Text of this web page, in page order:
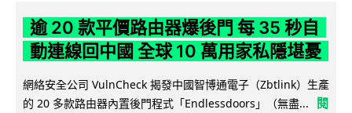
逾 20 款平價路由器爆後門 每 35 秒自
動連線回中國 全球 10 萬用家私隱堪憂
網絡安全公司 VulnCheck 揭發中國智博通電子（Zbtlink）生產
的 20 多款路由器內置後門程式「Endlessdoors」（無盡...
閱